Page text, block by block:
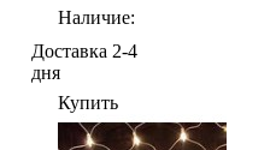
Наличие:
Доставка 2-4
дня
Купить